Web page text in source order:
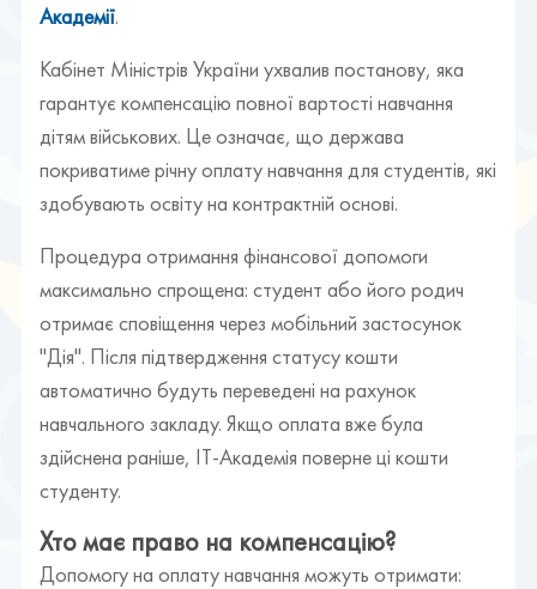
Академії.
Кабінет Міністрів України ухвалив постанову, яка
гарантує компенсацію повної вартості навчання
дітям військових. Це означає, що держава
покриватиме річну оплату навчання для студентів, які
здобувають освіту на контрактній основі.
Процедура отримання фінансової допомоги
максимально спрощена: студент або його родич
отримає сповіщення через мобільний застосунок
"Дія". Після підтвердження статусу кошти
автоматично будуть переведені на рахунок
навчального закладу. Якщо оплата вже була
здійснена раніше, ІТ-Академія поверне ці кошти
студенту.
Хто має право на компенсацію?
Допомогу на оплату навчання можуть отримати: